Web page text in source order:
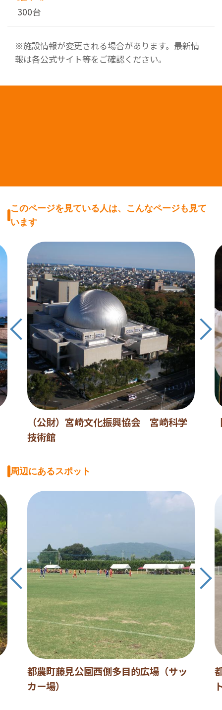
300台
※施設情報が変更される場合があります。最新情
報は各公式サイト等をご確認ください。
このページを見ている人は、こんなページも見て
います
（公財）宮崎文化振興協会 宮崎科学
技術館
周辺にあるスポット
都農町藤見公園西側多目的広場（サッ
カー場）